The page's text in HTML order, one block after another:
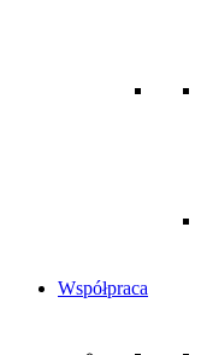
Współpraca